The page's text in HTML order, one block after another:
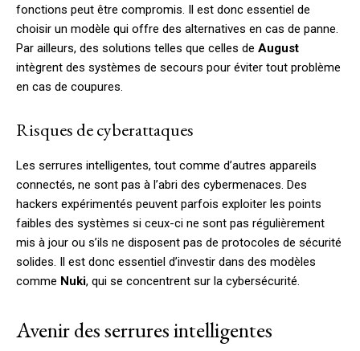
fonctions peut être compromis. Il est donc essentiel de
choisir un modèle qui offre des alternatives en cas de panne.
Par ailleurs, des solutions telles que celles de August
intègrent des systèmes de secours pour éviter tout problème
en cas de coupures.
Risques de cyberattaques
Les serrures intelligentes, tout comme d’autres appareils
connectés, ne sont pas à l’abri des cybermenaces. Des
hackers expérimentés peuvent parfois exploiter les points
faibles des systèmes si ceux-ci ne sont pas régulièrement
mis à jour ou s’ils ne disposent pas de protocoles de sécurité
solides. Il est donc essentiel d’investir dans des modèles
comme Nuki, qui se concentrent sur la cybersécurité.
Avenir des serrures intelligentes